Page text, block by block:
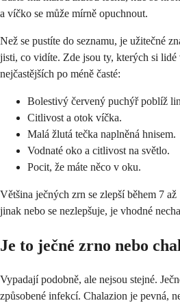
a víčko se může mírně opuchnout.
Než se pustíte do seznamu, je užitečné
jisti, co vidíte. Zde jsou ty, kterých si lidé
nejčastějších po méně časté:
Bolestivý červený puchýř poblíž
Citlivost a otok víčka.
Malá žlutá tečka naplněná hnisem.
Vodnaté oko a citlivost na světlo.
Pocit, že máte něco v oku.
Většina ječných zrn se zlepší během 7
jinak nebo se nezlepšuje, je vhodné
Je to ječné zrno nebo
Vypadají podobně, ale nejsou stejné.
způsobené infekcí. Chalazion je pevná,